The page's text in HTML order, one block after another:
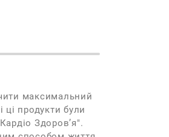
максимальний
ці продукти були
Здоров’я".